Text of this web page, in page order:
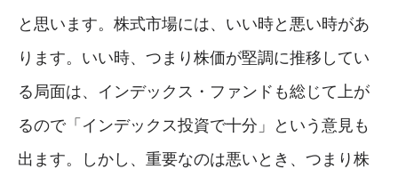
と思います。株式市場には、いい時と悪い時があ
ります。いい時、つまり株価が堅調に推移してい
る局面は、インデックス・ファンドも総じて上が
るので「インデックス投資で十分」という意見も
出ます。しかし、重要なのは悪いとき、つまり株